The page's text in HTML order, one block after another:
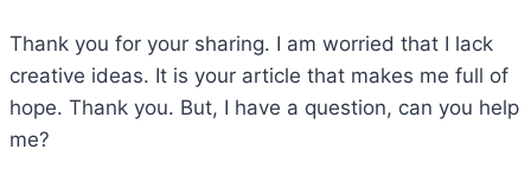
Thank you for your sharing. I am worried that I lack
creative ideas. It is your article that makes me full of
hope. Thank you. But, I have a question, can you help
me?